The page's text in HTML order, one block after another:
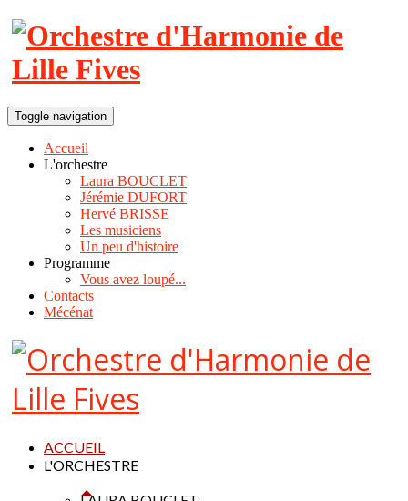
Toggle navigation
Accueil
L'orchestre
Laura BOUCLET
Jérémie DUFORT
Hervé BRISSE
Les musiciens
Un peu d'histoire
Programme
Vous avez loupé...
Contacts
Mécénat
ACCUEIL
L'ORCHESTRE